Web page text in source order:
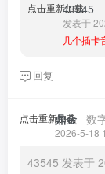
点击重新加载
43545
发表于
几个插卡
回复
点击重新加载
鼎金 数
2026-5-18
43545 发表于